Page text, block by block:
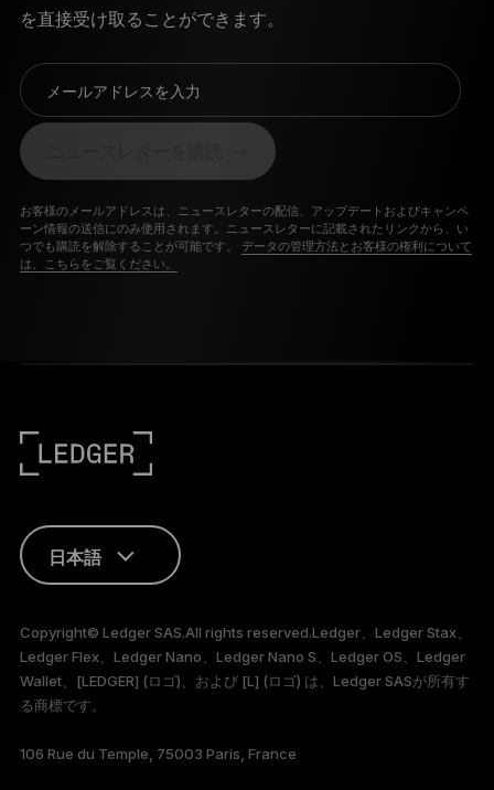
を直接受け取ることができます。
メールアドレスを入力
お客様のメールアドレスは、ニュースレターの配信、アップデートおよびキャンペ
ーン情報の送信にのみ使用されます。ニュースレターに記載されたリンクから、い
つでも購読を解除することが可能です。 データの管理方法とお客様の権利について
は、こちらをご覧ください。
日本語
FRANÇAIS
TÜRKÇE
DEUTSCH
Copyright© Ledger SAS.All rights reserved.Ledger、Ledger Stax、
Ledger Flex、Ledger Nano、Ledger Nano S、Ledger OS、Ledger
Wallet、[LEDGER] (ロゴ)、および [L] (ロゴ) は、Ledger SASが所有す
る商標です。
106 Rue du Temple, 75003 Paris, France